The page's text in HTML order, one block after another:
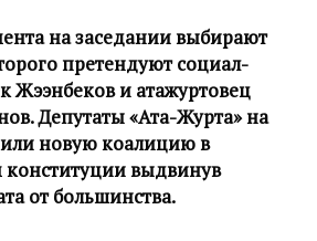
на заседании выбирают
претендуют социал-
Жээнбеков и атажуртовец
Депутаты «Ата-Журта» на
новую коалицию в
выдвинув
от большинства.